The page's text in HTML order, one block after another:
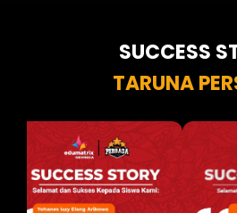
SUCCESS
TARUNA